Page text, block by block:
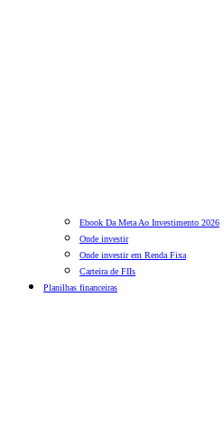
Ebook Da Meta Ao Investimento 2026
Onde investir
Onde investir em Renda Fixa
Carteira de FIIs
Planilhas financeiras